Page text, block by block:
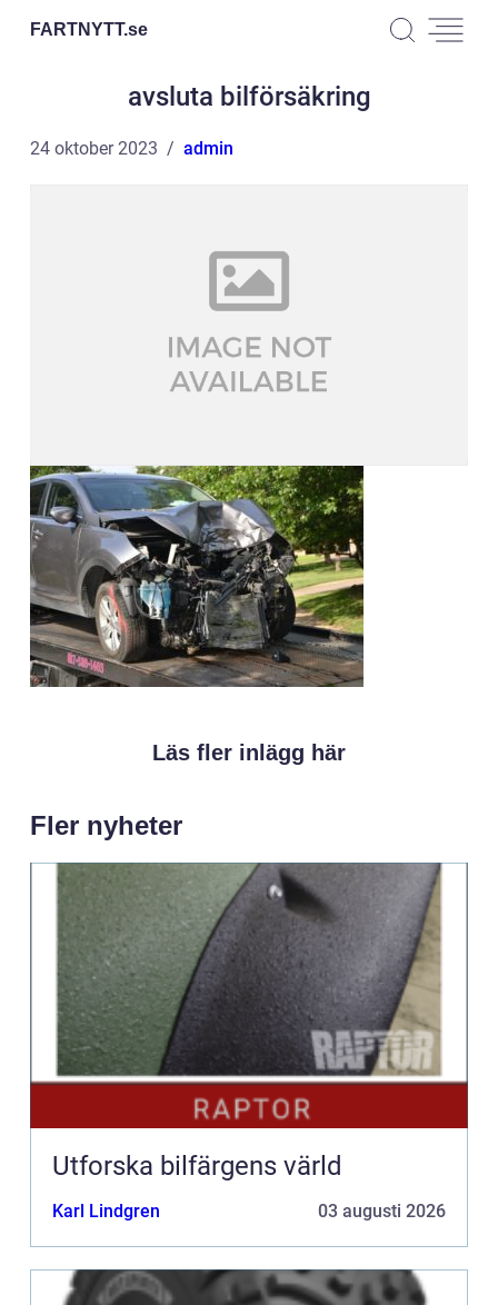
FARTNYTT.se
avsluta bilförsäkring
24 oktober 2023 admin
Läs fler inlägg här
Fler nyheter
Utforska bilfärgens värld
Karl Lindgren 03 augusti 2026